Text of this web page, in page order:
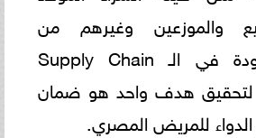
والموزعين وغيرهم من
الحلقات الموجودة في الـ Supply Chain
لتحقيق هدف واحد هو ضمان
للمريض المصري.